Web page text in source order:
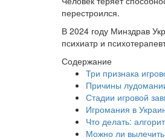
перестроился.
В 2024 году Минздрав
психиатр и
Содержание
Три признака
Причины
Стадии игровой
Игромания в
Что делать:
Можно ли